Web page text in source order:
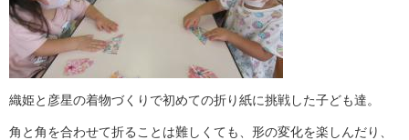
織姫と彦星の着物づくりで初めての折り紙に挑戦した子ども達。
角と角を合わせて折ることは難しくても、形の変化を楽しんだり、